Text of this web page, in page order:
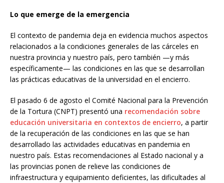
Lo que emerge de la emergencia
El contexto de pandemia deja en evidencia muchos aspectos
relacionados a la condiciones generales de las cárceles en
nuestra provincia y nuestro país, pero también —y más
específicamente— las condiciones en las que se desarrollan
las prácticas educativas de la universidad en el encierro.
El pasado 6 de agosto el Comité Nacional para la Prevención
de la Tortura (CNPT) presentó una recomendación sobre
educación universitaria en contextos de encierro, a partir
de la recuperación de las condiciones en las que se han
desarrollado las actividades educativas en pandemia en
nuestro país. Estas recomendaciones al Estado nacional y a
las provincias ponen de relieve las condiciones de
infraestructura y equipamiento deficientes, las dificultades al